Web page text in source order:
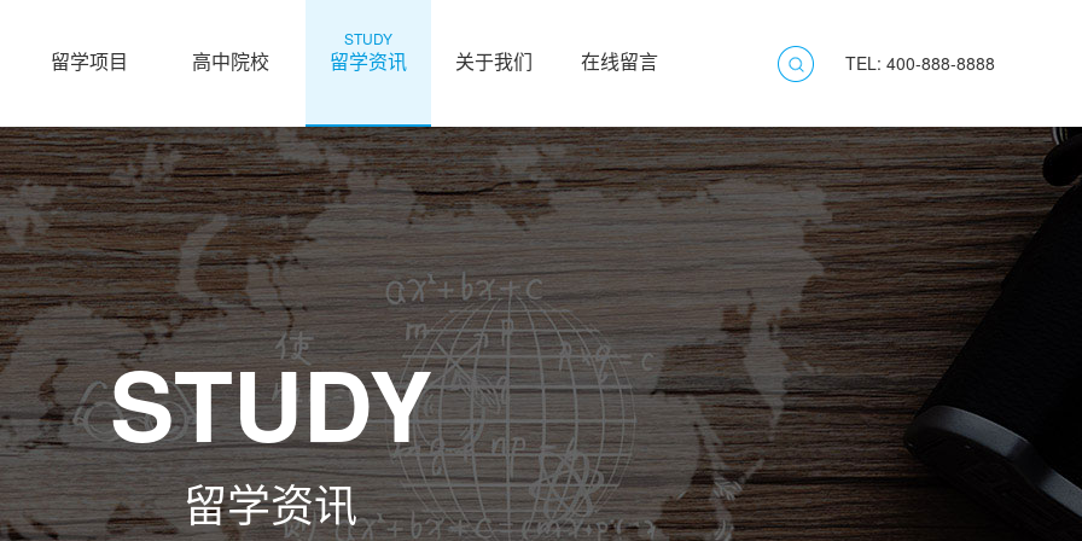
TEL: 400-888-8888
留学项目 高中院校
STUDY
留学资讯 关于我们 在线留言
STUDY
留学资讯